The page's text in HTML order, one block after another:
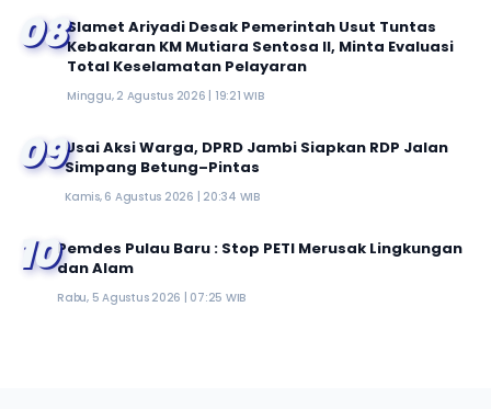
08Slamet Ariyadi Desak Pemerintah Usut Tuntas
Kebakaran KM Mutiara Sentosa II, Minta Evaluasi
Total Keselamatan Pelayaran
Minggu, 2 Agustus 2026 | 19:21 WIB
09Usai Aksi Warga, DPRD Jambi Siapkan RDP Jalan
Simpang Betung–Pintas
Kamis, 6 Agustus 2026 | 20:34 WIB
10Pemdes Pulau Baru : Stop PETI Merusak Lingkungan
dan Alam
Rabu, 5 Agustus 2026 | 07:25 WIB